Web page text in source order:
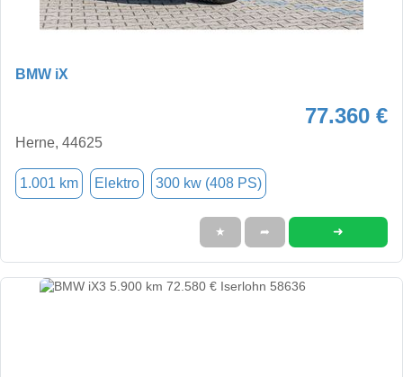
BMW iX
77.360 €
Herne, 44625
1.001 km Elektro 300 kw (408 PS)
★ ➦ ➜